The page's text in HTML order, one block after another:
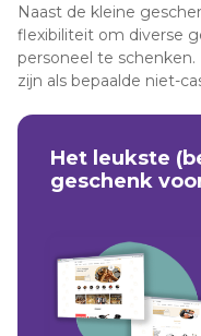
Naast de kleine
flexibiliteit om diverse
personeel te
zijn als bepaalde niet-
Het leukste
geschenk